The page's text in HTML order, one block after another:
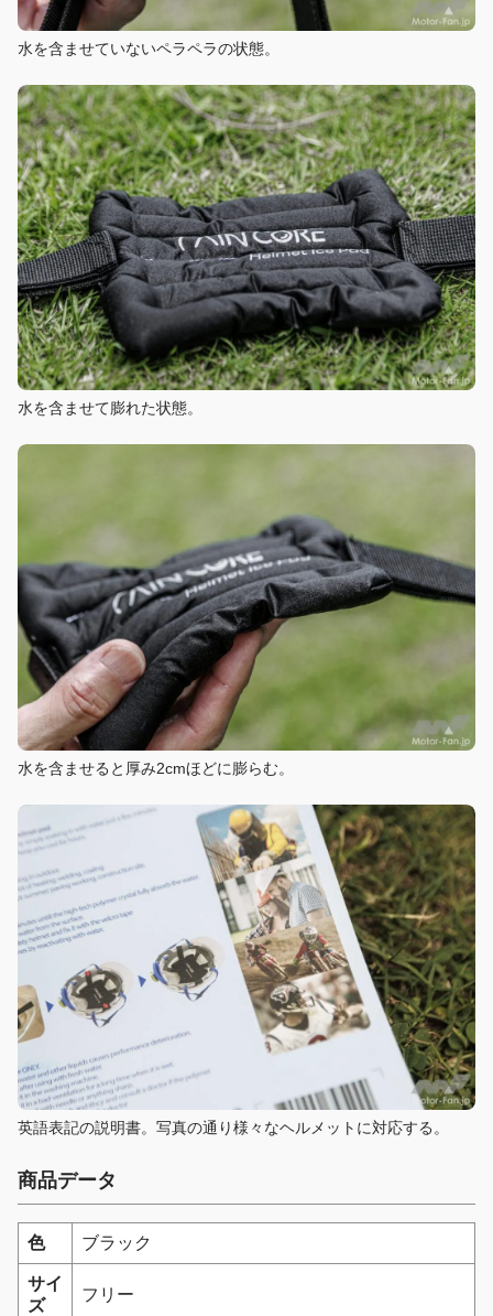
水を含ませていないペラペラの状態。
水を含ませて膨れた状態。
水を含ませると厚み2cmほどに膨らむ。
英語表記の説明書。写真の通り様々なヘルメットに対応する。
商品データ
色 ブラック
サイ
ズ
フリー